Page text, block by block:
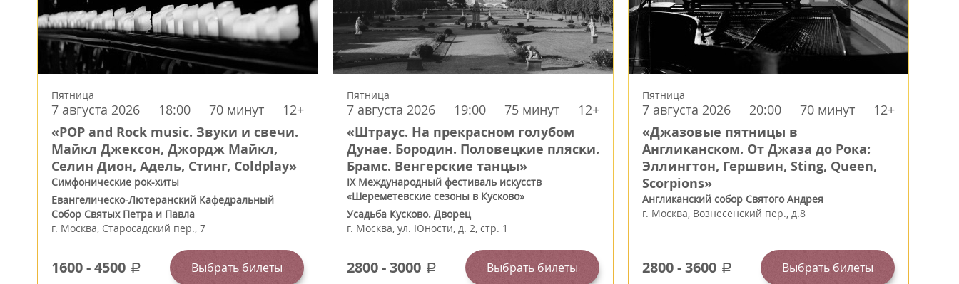
Пятница
7 августа 2026 18:00 70 минут 12+
«POP and Rock music. Звуки и свечи.
Майкл Джексон, Джордж Майкл,
Селин Дион, Адель, Стинг, Coldplay»
Симфонические рок-хиты
Евангелическо-Лютеранский Кафедральный
Собор Святых Петра и Павла
г. Москва, Старосадский пер., 7
1600-4500 a Выбрать билеты
Пятница
7 августа 2026 19:00 75 минут 12+
«Штраус. На прекрасном голубом
Дунае. Бородин. Половецкие пляски.
Брамс. Венгерские танцы»
IX Международный фестиваль искусств
«Шереметевские сезоны в Кусково»
Усадьба Кусково. Дворец
г. Москва, ул. Юности, д. 2, стр. 1
2800-3000 a Выбрать билеты
Пятница
7 августа 2026 20:00 70 минут 12+
«Джазовые пятницы в
Англиканском. От Джаза до Рока:
Эллингтон, Гершвин, Sting, Queen,
Scorpions»
Англиканский собор Святого Андрея
г. Москва, Вознесенский пер., д.8
2800-3600 a Выбрать билеты